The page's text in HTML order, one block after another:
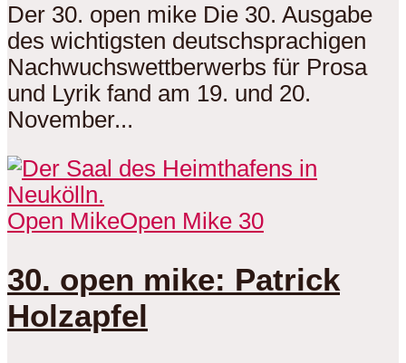
Der 30. open mike Die 30. Ausgabe
des wichtigsten deutschsprachigen
Nachwuchswettberwerbs für Prosa
und Lyrik fand am 19. und 20.
November...
Open MikeOpen Mike 30
30. open mike: Patrick
Holzapfel